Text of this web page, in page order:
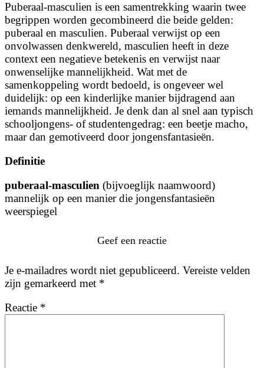
Puberaal-masculien is een samentrekking waarin twee
begrippen worden gecombineerd die beide gelden:
puberaal en masculien. Puberaal verwijst op een
onvolwassen denkwereld, masculien heeft in deze
context een negatieve betekenis en verwijst naar
onwenselijke mannelijkheid. Wat met de
samenkoppeling wordt bedoeld, is ongeveer wel
duidelijk: op een kinderlijke manier bijdragend aan
iemands mannelijkheid. Je denk dan al snel aan typisch
schooljongens- of studentengedrag: een beetje macho,
maar dan gemotiveerd door jongensfantasieën.
Definitie
puberaal-masculien (bijvoeglijk naamwoord)
mannelijk op een manier die jongensfantasieën
weerspiegel
Geef een reactie
Je e-mailadres wordt niet gepubliceerd. Vereiste velden
zijn gemarkeerd met *
Reactie *